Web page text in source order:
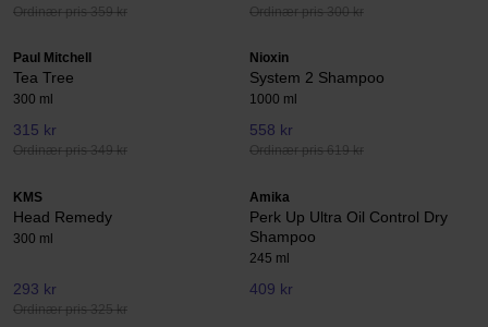
Ordinær pris 359 kr Ordinær pris 300 kr
Paul Mitchell
Tea Tree
300 ml
315 kr
Ordinær pris 349 kr
Nioxin
System 2 Shampoo
1000 ml
558 kr
Ordinær pris 619 kr
KMS
Head Remedy
300 ml
293 kr
Ordinær pris 325 kr
Amika
Perk Up Ultra Oil Control Dry
Shampoo
245 ml
409 kr